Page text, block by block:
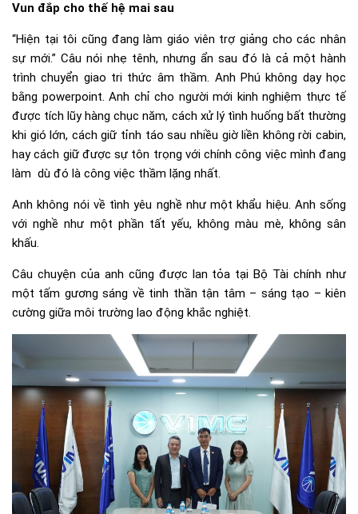
Vun đắp cho thế hệ mai sau
“Hiện tại tôi cũng đang làm giáo viên trợ giảng cho các nhân
sự mới.” Câu nói nhẹ tênh, nhưng ẩn sau đó là cả một hành
trình chuyển giao tri thức âm thầm. Anh Phú không dạy học
bằng powerpoint. Anh chỉ cho người mới kinh nghiệm thực tế
được tích lũy hàng chục năm, cách xử lý tình huống bất thường
khi gió lớn, cách giữ tỉnh táo sau nhiều giờ liền không rời cabin,
hay cách giữ được sự tôn trọng với chính công việc mình đang
làm dù đó là công việc thầm lặng nhất.
Anh không nói về tình yêu nghề như một khẩu hiệu. Anh sống
với nghề như một phần tất yếu, không màu mè, không sân
khấu.
Câu chuyện của anh cũng được lan tỏa tại Bộ Tài chính như
một tấm gương sáng về tinh thần tận tâm – sáng tạo – kiên
cường giữa môi trường lao động khắc nghiệt.